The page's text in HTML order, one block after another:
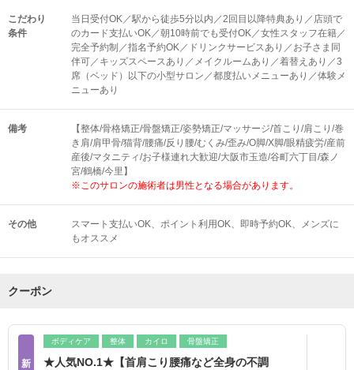
こだわり
条件
当日受付OK／駅から徒歩5分以内／2回目以降特典あり／店頭で
のカード支払いOK／朝10時前でも受付OK／女性スタッフ在籍／
完全予約制／指名予約OK／ドリンクサービスあり／お子さま同
伴可／キッズスペースあり／メイクルームあり／着替えあり／3
席（ベッド）以下の小型サロン／都度払いメニューあり／体験メ
ニューあり
備考
【整体/骨格矯正/骨盤矯正/姿勢矯正/マッサージ/首こり/肩こり/巻
き肩/肩甲骨/猫背/腰痛/反り腰/むくみ/歪み/O脚/X脚/眼精疲労/産前
産後/マタニティ/お子様連れ大歓迎/大阪市玉造/谷町六丁目/森ノ
宮/鶴橋/今里】
※このサロンの施術者は男性となる場合があります。
その他 スマート支払いOK ポイント利用OK 即時予約OK
メンズに
もオススメ
クーポン
新
ボディケア 整体 カイロ 骨盤矯正
★人気NO.1★【首肩こり腰痛など全身の不調